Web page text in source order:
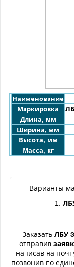
Наименование
Маркировка
Длина, мм
Ширина, мм
Высота, мм
Масса, кг
Варианты
1.
Заказать ЛБУ
отправив
написав на
позвонив по